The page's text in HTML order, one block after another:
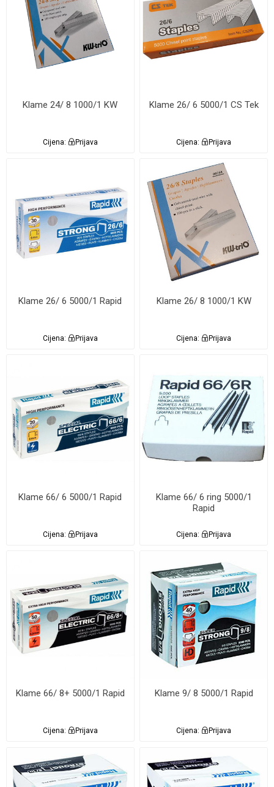
Klame 24/ 8 1000/1 KW
Cijena: Prijava
Klame 26/ 6 5000/1 CS Tek
Cijena: Prijava
Klame 26/ 6 5000/1 Rapid
Cijena: Prijava
Klame 26/ 8 1000/1 KW
Cijena: Prijava
Klame 66/ 6 5000/1 Rapid
Cijena: Prijava
Klame 66/ 6 ring 5000/1
Rapid
Cijena: Prijava
Klame 66/ 8+ 5000/1 Rapid
Cijena: Prijava
Klame 9/ 8 5000/1 Rapid
Cijena: Prijava